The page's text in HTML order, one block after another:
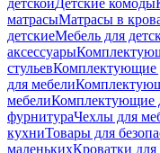
детскойДетские комоды
матрасыМатрасы в
детскиеМебель для
аксессуары
стульевКомплектующие
для мебели
мебелиКомплектующие
фурнитураЧехлы для
кухниТовары для
маленькихКроватки